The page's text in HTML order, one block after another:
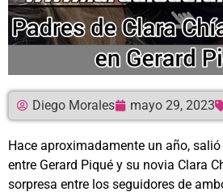
Diego Morales mayo 29, 2023
Hace aproximadamente un año,
entre Gerard Piqué y su novia Clara
sorpresa entre los seguidores de